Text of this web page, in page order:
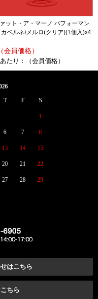
ット・ア・マーノ パフォーマン
カベルネ/メルロ(クリア)(1個入)x4
会員価格）
たり： （会員価格）
T F S
1
6 7 8
13 14 15
20 21 22
27 28 29
はこちら
ちら